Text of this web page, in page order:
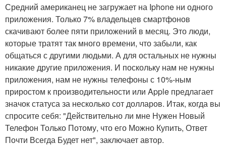
Средний американец не загружает на Iphone ни одного
приложения. Только 7% владельцев смартфонов
скачивают более пяти приложений в месяц. Это люди,
которые тратят так много времени, что забыли, как
общаться с другими людьми. А для остальных не нужны
никакие другие приложения. И поскольку нам не нужны
приложения, нам не нужны телефоны с 10%-ным
приростом к производительности или Apple предлагает
значок статуса за несколько сот долларов. Итак, когда вы
спросите себя: "Действительно ли мне Нужен Новый
Телефон Только Потому, что его Можно Купить, Ответ
Почти Всегда Будет нет", заключает автор.